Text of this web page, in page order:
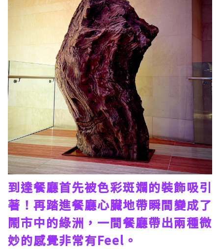
到達餐廳首先被色彩斑斕的裝飾吸引
著！再踏進餐廳心臟地帶瞬間變成了
鬧市中的綠洲，一間餐廳帶出兩種微
妙的感覺非常有Feel。